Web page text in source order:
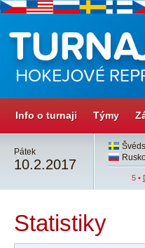
Info o turnaji Týmy
Pátek
10.2.2017
5 •
Statistiky